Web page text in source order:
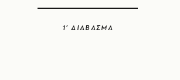
1’ ΔΙΑΒΑΣΜΑ